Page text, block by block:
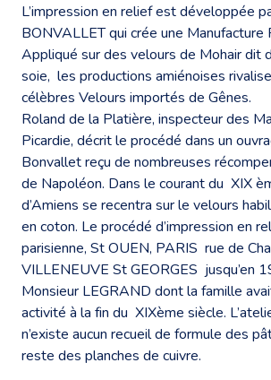
L’impression en relief est développée
BONVALLET qui crée une
Appliqué sur des velours de Mohair dit
soie, les productions amiénoises
célèbres Velours importés de Gênes.
Roland de la Platière, inspecteur des
Picardie, décrit le procédé dans un
Bonvallet reçu de nombreuses
de Napoléon. Dans le courant du XIX
d’Amiens se recentra sur le velours
en coton. Le procédé d’impression en
parisienne, St OUEN, PARIS rue de
VILLENEUVE St GEORGES jusqu’en
Monsieur LEGRAND dont la famille
activité à la fin du XIXème siècle.
n’existe aucun recueil de formule des
reste des planches de cuivre.